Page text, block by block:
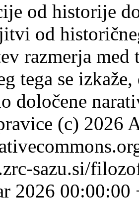
od historije
od
razmerja
tega se
določene
(c) 2026
sazu.si/
2026 00:00:00